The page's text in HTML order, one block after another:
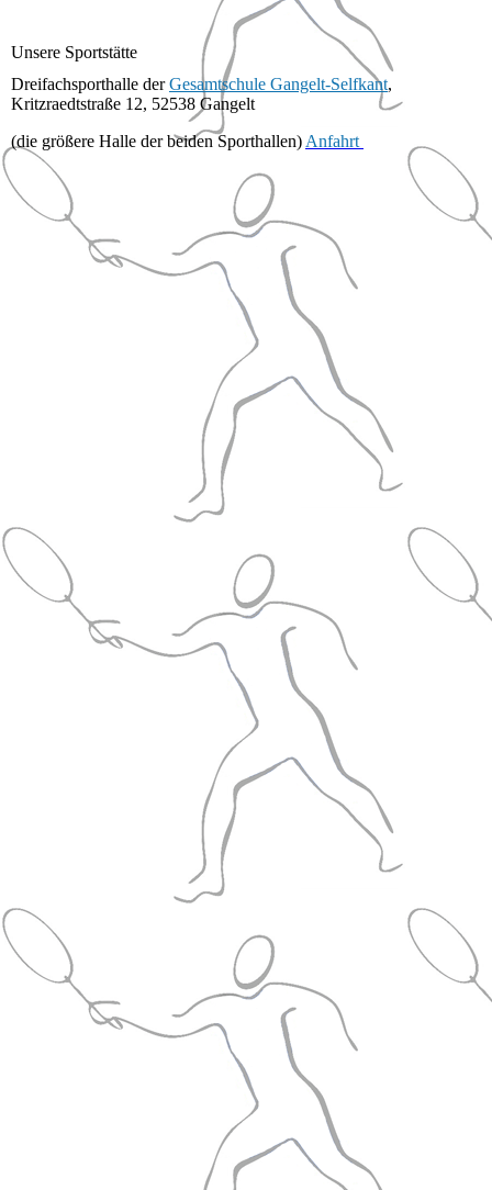
Unsere Sportstätte
Dreifachsporthalle derGesamtschule Gangelt-Selfkant,
Kritzraedtstraße 12, 52538 Gangelt
(die größere Halle der beiden Sporthallen) Anfahrt